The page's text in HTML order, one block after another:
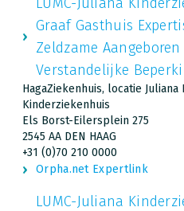
Graaf Gasthuis
Zeldzame
Verstandelijke
HagaZiekenhuis, locatie
Kinderziekenhuis
Els Borst-Eilersplein 275
2545 AA DEN HAAG
+31 (0)70 210 0000
Orpha.net Expertlink
LUMC-Juliana